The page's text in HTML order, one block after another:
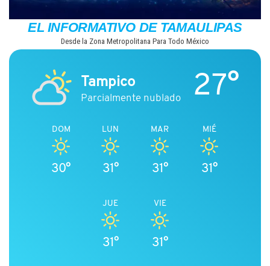
EL INFORMATIVO DE TAMAULIPAS
Desde la Zona Metropolitana Para Todo México
Tampico
Parcialmente nublado 27°
DOM
30°
LUN
31°
MAR
31°
MIÉ
31°
JUE
31°
VIE
31°